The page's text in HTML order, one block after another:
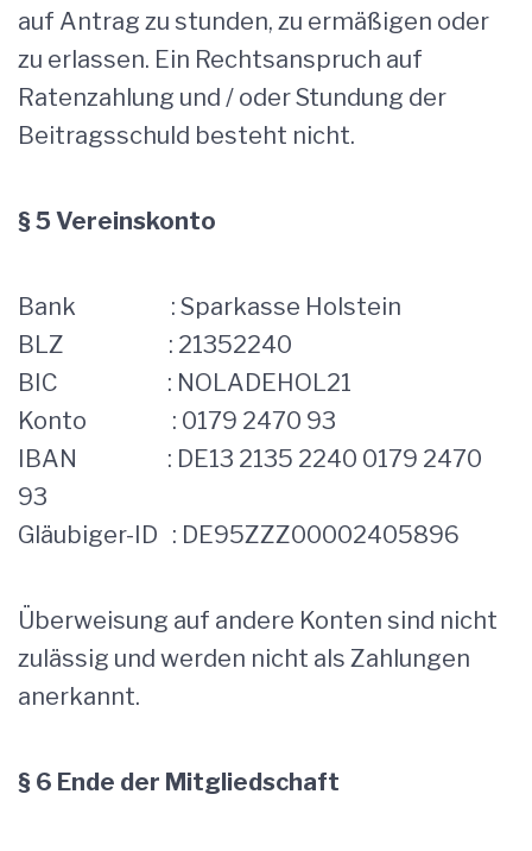
auf Antrag zu stunden, zu ermäßigen oder
zu erlassen. Ein Rechtsanspruch auf
Ratenzahlung und / oder Stundung der
Beitragsschuld besteht nicht.
§ 5 Vereinskonto
Bank
: Sparkasse Holstein
BLZ
: 21352240
BIC
: NOLADEHOL21
Konto
: 0179 2470 93
IBAN
: DE13 2135 2240 0179 2470
93
Gläubiger-ID : DE95ZZZ00002405896
Überweisung auf andere Konten sind nicht
zulässig und werden nicht als Zahlungen
anerkannt.
§ 6 Ende der Mitgliedschaft